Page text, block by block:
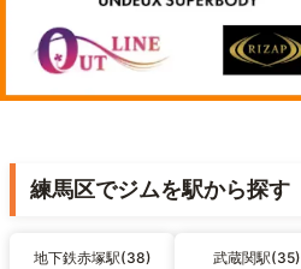
練馬区でジムを駅から探す
地下鉄赤塚駅(38) 武蔵関駅(35)